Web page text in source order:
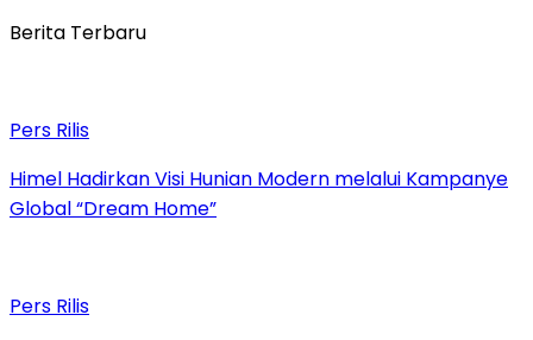
Berita Terbaru
Pers Rilis
Himel Hadirkan Visi Hunian Modern melalui Kampanye
Global “Dream Home”
Pers Rilis